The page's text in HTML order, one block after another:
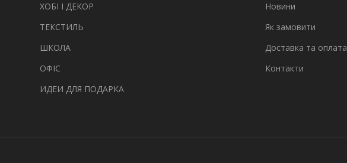
ХОБІ І ДЕКОР
ТЕКСТИЛЬ
ШКОЛА
ОФІС
ИДЕИ ДЛЯ ПОДАРКА
Новини
Як замовити
Доставка та оплата
Контакти